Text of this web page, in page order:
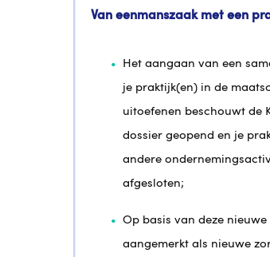
Van eenmanszaak met een
Het aangaan van een
je praktijk(en) in de
uitoefenen beschouwt de
dossier geopend en je
andere
afgesloten;
Op basis van deze
aangemerkt als nieuwe